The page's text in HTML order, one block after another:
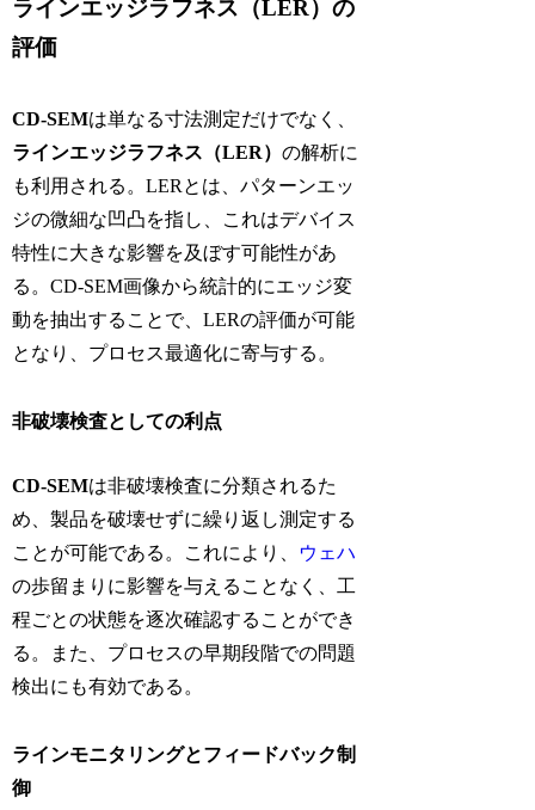
ラインエッジラフネス（LER）の
評価
CD-SEMは単なる寸法測定だけでなく、
ラインエッジラフネス（LER）の解析に
も利用される。LERとは、パターンエッ
ジの微細な凹凸を指し、これはデバイス
特性に大きな影響を及ぼす可能性があ
る。CD-SEM画像から統計的にエッジ変
動を抽出することで、LERの評価が可能
となり、プロセス最適化に寄与する。
非破壊検査としての利点
CD-SEMは非破壊検査に分類されるた
め、製品を破壊せずに繰り返し測定する
ことが可能である。これにより、
ウェハ
の歩留まりに影響を与えることなく、工
程ごとの状態を逐次確認することができ
る。また、プロセスの早期段階での問題
検出にも有効である。
ラインモニタリングとフィードバック制
御